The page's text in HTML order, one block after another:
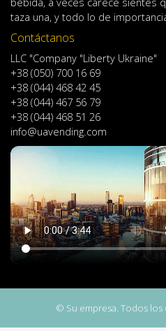
taza una, y todo lo de
Contáctanos
LLC "Company "Liberty Ukraine"
+38 (050) 700 16 69
+38 (044) 468 42 45
+38 (044) 467 56 79
+38 (044) 468 51 26
info@uavending.com
© Su empresa. Todos